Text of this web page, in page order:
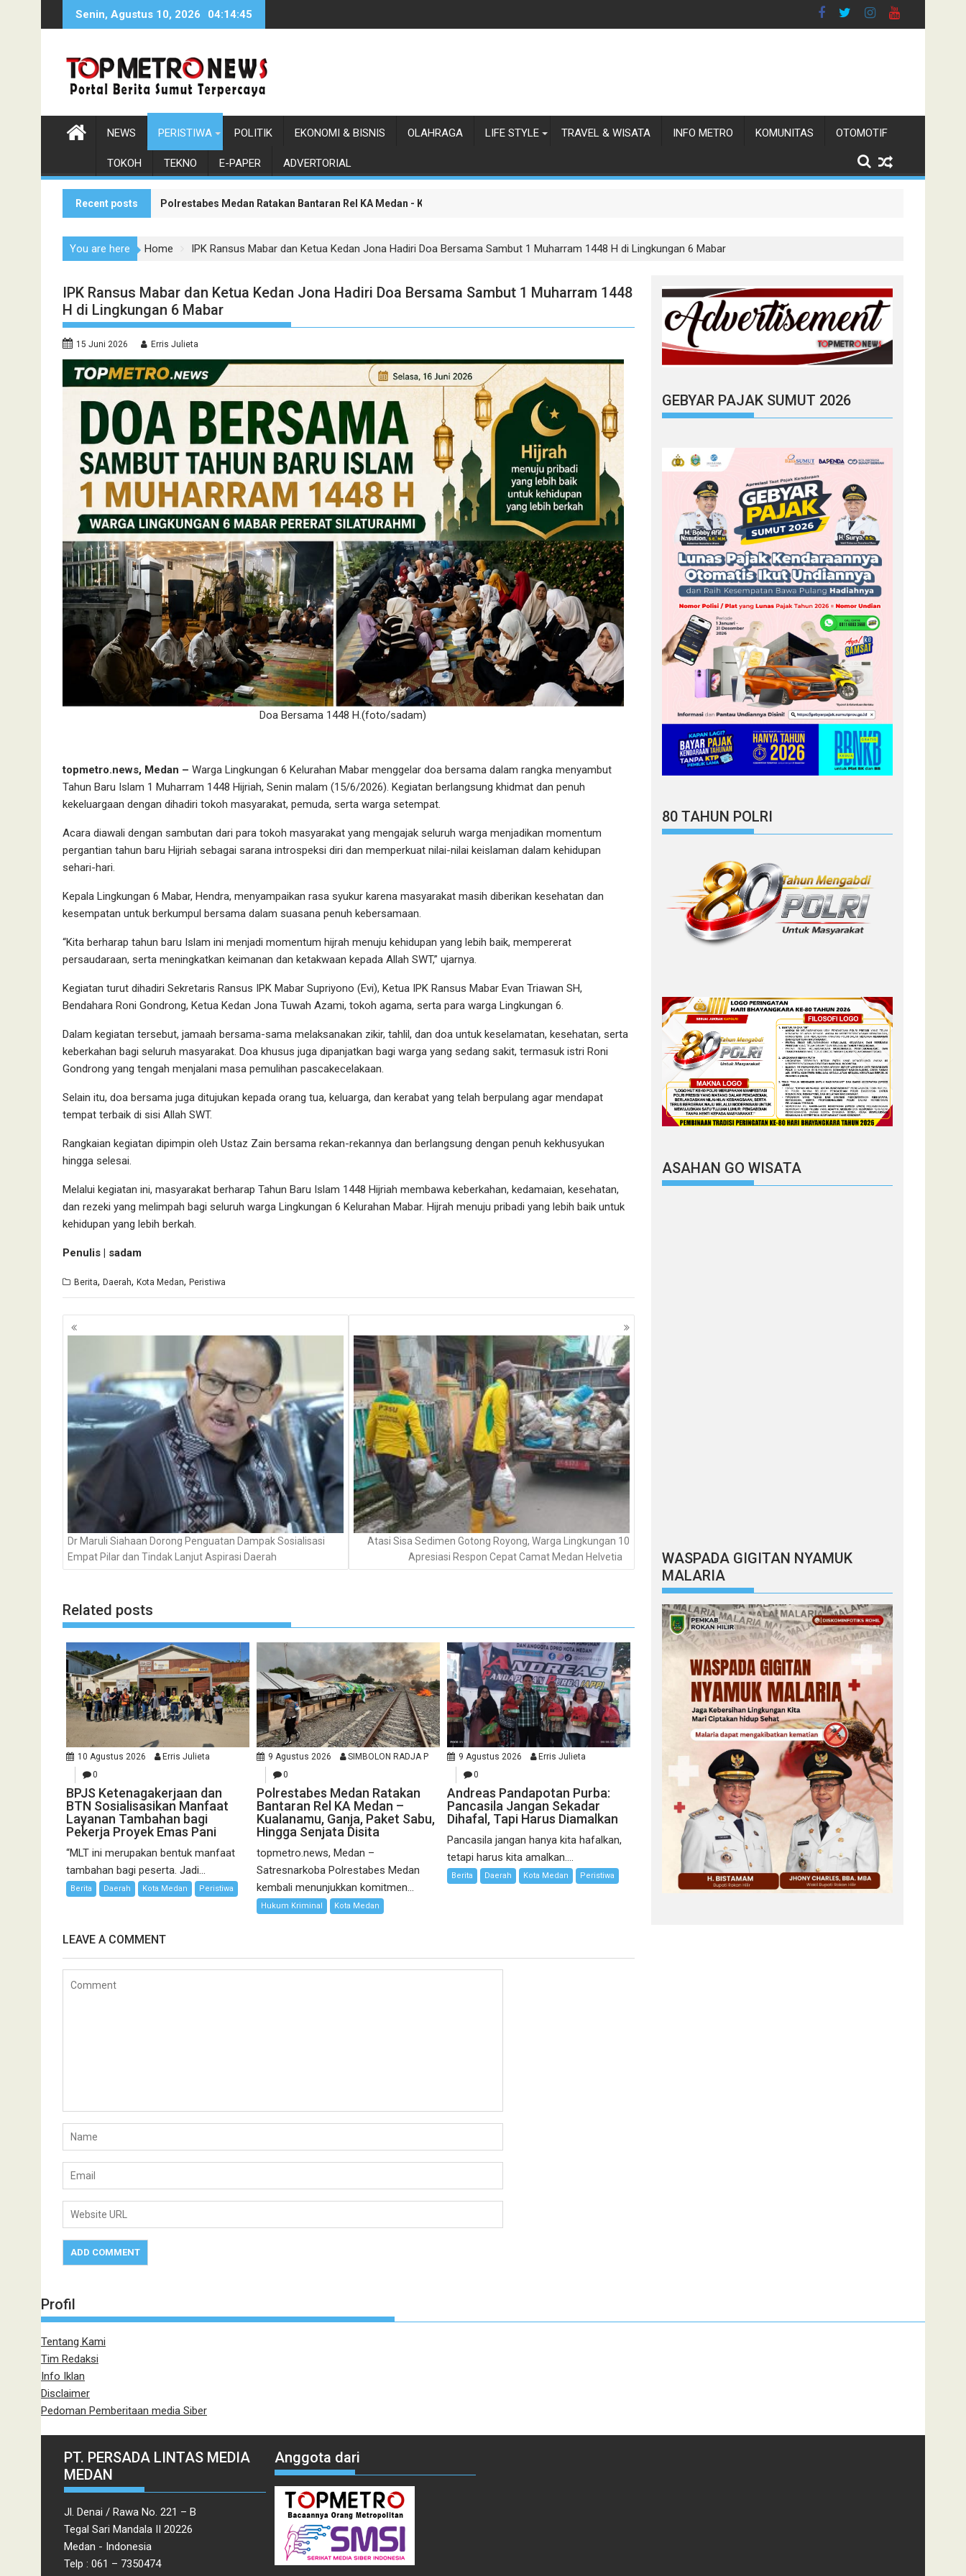
Senin, Agustus 10, 2026 04:14:46
NEWS PERISTIWA POLITIK EKONOMI & BISNIS OLAHRAGA LIFE STYLE TRAVEL & WISATA INFO METRO KOMUNITAS OTOMOTIF
TOKOH TEKNO E-PAPER ADVERTORIAL
Recent posts BPJS Ketenagakerjaan dan BTN Sosialisasikan Manfaat Layanan Tambahan bagi Pekerja Proyek Emas Pani
Polrestabes Medan Ratakan Bantaran Rel KA Medan - Kualanamu, Ganja, Paket Sabu, Hingga Senjata Disita
You are here Home IPK Ransus Mabar dan Ketua Kedan Jona Hadiri Doa Bersama Sambut 1 Muharram 1448 H di Lingkungan 6 Mabar
IPK Ransus Mabar dan Ketua Kedan Jona Hadiri Doa Bersama Sambut 1 Muharram 1448
H di Lingkungan 6 Mabar
15 Juni 2026 Erris Julieta
Doa Bersama 1448 H.(foto/sadam)
topmetro.news, Medan – Warga Lingkungan 6 Kelurahan Mabar menggelar doa bersama dalam rangka menyambut
Tahun Baru Islam 1 Muharram 1448 Hijriah, Senin malam (15/6/2026). Kegiatan berlangsung khidmat dan penuh
kekeluargaan dengan dihadiri tokoh masyarakat, pemuda, serta warga setempat.
Acara diawali dengan sambutan dari para tokoh masyarakat yang mengajak seluruh warga menjadikan momentum
pergantian tahun baru Hijriah sebagai sarana introspeksi diri dan memperkuat nilai-nilai keislaman dalam kehidupan
sehari-hari.
Kepala Lingkungan 6 Mabar, Hendra, menyampaikan rasa syukur karena masyarakat masih diberikan kesehatan dan
kesempatan untuk berkumpul bersama dalam suasana penuh kebersamaan.
“Kita berharap tahun baru Islam ini menjadi momentum hijrah menuju kehidupan yang lebih baik, mempererat
persaudaraan, serta meningkatkan keimanan dan ketakwaan kepada Allah SWT,” ujarnya.
Kegiatan turut dihadiri Sekretaris Ransus IPK Mabar Supriyono (Evi), Ketua IPK Ransus Mabar Evan Triawan SH,
Bendahara Roni Gondrong, Ketua Kedan Jona Tuwah Azami, tokoh agama, serta para warga Lingkungan 6.
Dalam kegiatan tersebut, jamaah bersama-sama melaksanakan zikir, tahlil, dan doa untuk keselamatan, kesehatan, serta
keberkahan bagi seluruh masyarakat. Doa khusus juga dipanjatkan bagi warga yang sedang sakit, termasuk istri Roni
Gondrong yang tengah menjalani masa pemulihan pascakecelakaan.
Selain itu, doa bersama juga ditujukan kepada orang tua, keluarga, dan kerabat yang telah berpulang agar mendapat
tempat terbaik di sisi Allah SWT.
Rangkaian kegiatan dipimpin oleh Ustaz Zain bersama rekan-rekannya dan berlangsung dengan penuh kekhusyukan
hingga selesai.
Melalui kegiatan ini, masyarakat berharap Tahun Baru Islam 1448 Hijriah membawa keberkahan, kedamaian, kesehatan,
dan rezeki yang melimpah bagi seluruh warga Lingkungan 6 Kelurahan Mabar. Hijrah menuju pribadi yang lebih baik untuk
kehidupan yang lebih berkah.
Penulis | sadam
Berita, Daerah, Kota Medan, Peristiwa
Navigasi
pos
Dr Maruli Siahaan Dorong Penguatan Dampak Sosialisasi
Empat Pilar dan Tindak Lanjut Aspirasi Daerah
Atasi Sisa Sedimen Gotong Royong, Warga Lingkungan 10
Apresiasi Respon Cepat Camat Medan Helvetia
Related posts
10 Agustus 2026
Erris Julieta
0
BPJS Ketenagakerjaan dan
BTN Sosialisasikan Manfaat
Layanan Tambahan bagi
Pekerja Proyek Emas Pani
“MLT ini merupakan bentuk manfaat
tambahan bagi peserta. Jadi...
Berita Daerah Kota Medan Peristiwa
9 Agustus 2026
SIMBOLON RADJA P
0
Polrestabes Medan Ratakan
Bantaran Rel KA Medan –
Kualanamu, Ganja, Paket Sabu,
Hingga Senjata Disita
topmetro.news, Medan –
Satresnarkoba Polrestabes Medan
kembali menunjukkan komitmen...
Hukum Kriminal Kota Medan
9 Agustus 2026
Erris Julieta
0
Andreas Pandapotan Purba:
Pancasila Jangan Sekadar
Dihafal, Tapi Harus Diamalkan
Pancasila jangan hanya kita hafalkan,
tetapi harus kita amalkan....
Berita Daerah Kota Medan Peristiwa
LEAVE A COMMENT
GEBYAR PAJAK SUMUT 2026
80 TAHUN POLRI
ASAHAN GO WISATA
WASPADA GIGITAN NYAMUK
MALARIA
Profil
Tentang Kami
Tim Redaksi
Info Iklan
Disclaimer
Pedoman Pemberitaan media Siber
PT. PERSADA LINTAS MEDIA
MEDAN
Jl. Denai / Rawa No. 221 – B
Tegal Sari Mandala II 20226
Medan - Indonesia
Telp : 061 – 7350474
Anggota dari